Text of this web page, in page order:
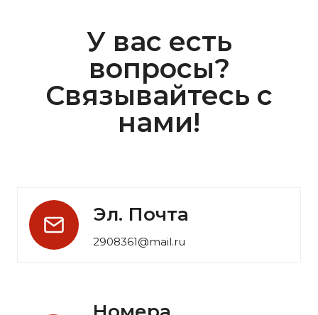
У вас есть
вопросы?
Связывайтесь с
нами!
Эл. Почта
2908361@mail.ru